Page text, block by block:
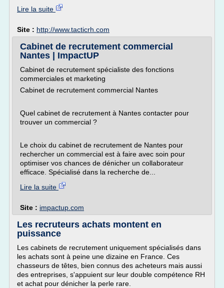
Lire la suite
Site : http://www.tacticrh.com
Cabinet de recrutement commercial
Nantes | ImpactUP
Cabinet de recrutement spécialiste des fonctions
commerciales et marketing
Cabinet de recrutement commercial Nantes
Quel cabinet de recrutement à Nantes contacter pour
trouver un commercial ?
Le choix du cabinet de recrutement de Nantes pour
rechercher un commercial est à faire avec soin pour
optimiser vos chances de dénicher un collaborateur
efficace. Spécialisé dans la recherche de...
Lire la suite
Site : impactup.com
Les recruteurs achats montent en
puissance
Les cabinets de recrutement uniquement spécialisés dans
les achats sont à peine une dizaine en France. Ces
chasseurs de têtes, bien connus des acheteurs mais aussi
des entreprises, s'appuient sur leur double compétence RH
et achat pour dénicher la perle rare.